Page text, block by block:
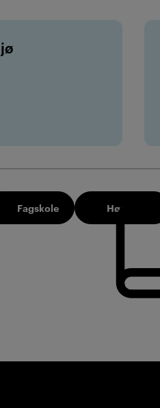
Fagskole Høst 2026